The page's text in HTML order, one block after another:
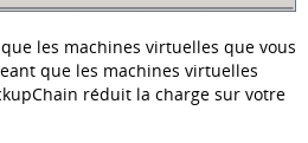
les machines virtuelles que vous
que les machines virtuelles
réduit la charge sur votre